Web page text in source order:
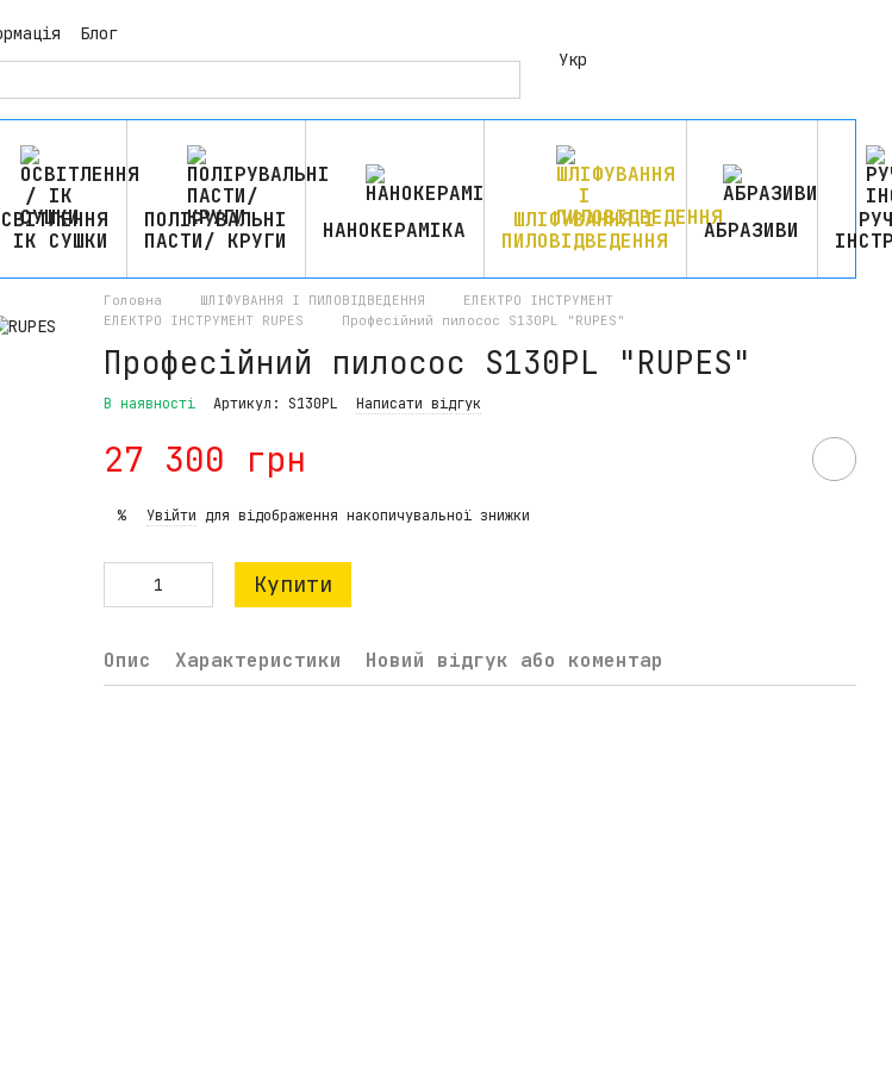
Блог
Укр
СУШКИ
ПОЛІРУВАЛЬНІ
ПАСТИ/ КРУГИ
НАНОКЕРАМІКА
ШЛІФУВАННЯ І
ПИЛОВІДВЕДЕННЯ
АБРАЗИВИ
Головна ШЛІФУВАННЯ І ПИЛОВІДВЕДЕННЯ
ЕЛЕКТРО ІНСТРУМЕНТ
ЕЛЕКТРО ІНСТРУМЕНТ RUPES
Професійний пилосос S130PL "RUPES"
Професійний пилосос S130PL "RUPES"
В наявності Артикул: S130PL Написати відгук
27 300 грн
% Увійти для відображення накопичувальної знижки
Купити
Опис Характеристики Новий відгук або коментар